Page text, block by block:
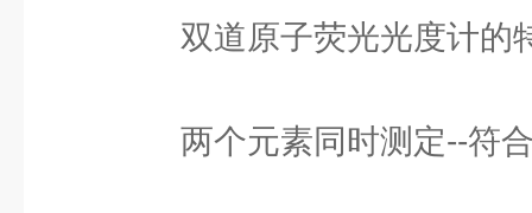
双道原子荧光光度计的
两个元素同时测定--符合